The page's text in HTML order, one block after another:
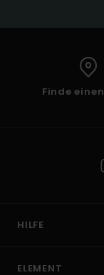
Finde
HILFE
ELEMENT